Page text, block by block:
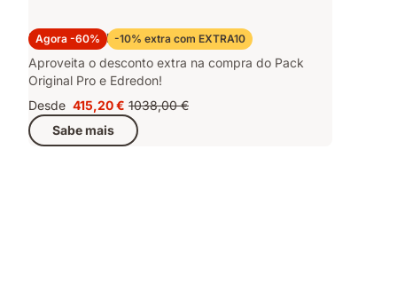
Agora -60% -10% extra com EXTRA10
Pack Original Pro e Edredon
Aproveita o desconto extra na compra do Pack
Original Pro e Edredon!
Desde Preço
415,20 €
415,20 € Preço
original
1038,00 €
1038,00 €
Sabe mais